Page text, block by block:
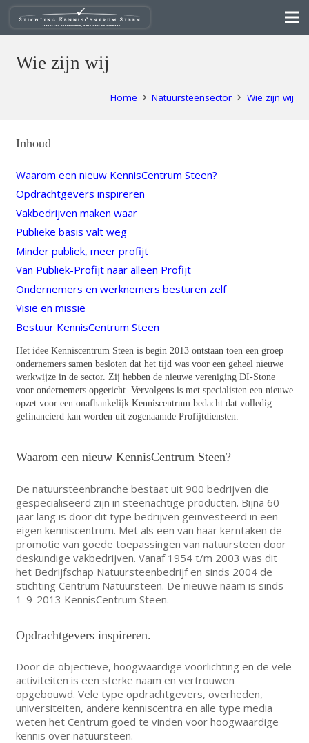
Wie zijn wij
Home Natuursteensector Wie zijn wij
Inhoud
Waarom een nieuw KennisCentrum Steen?
Opdrachtgevers inspireren
Vakbedrijven maken waar
Publieke basis valt weg
Minder publiek, meer profijt
Van Publiek-Profijt naar alleen Profijt
Ondernemers en werknemers besturen zelf
Visie en missie
Bestuur KennisCentrum Steen
Het idee Kenniscentrum Steen is begin 2013 ontstaan toen een groep
ondernemers samen besloten dat het tijd was voor een geheel nieuwe
werkwijze in de sector. Zij hebben de nieuwe vereniging DI-Stone
voor ondernemers opgericht. Vervolgens is met specialisten een nieuwe
opzet voor een onafhankelijk Kenniscentrum bedacht dat volledig
gefinancierd kan worden uit zogenaamde Profijtdiensten.
Waarom een nieuw KennisCentrum Steen?
De natuursteenbranche bestaat uit 900 bedrijven die
gespecialiseerd zijn in steenachtige producten. Bijna 60
jaar lang is door dit type bedrijven geïnvesteerd in een
eigen kenniscentrum. Met als een van haar kerntaken de
promotie van goede toepassingen van natuursteen door
deskundige vakbedrijven. Vanaf 1954 t/m 2003 was dit
het Bedrijfschap Natuursteenbedrijf en sinds 2004 de
stichting Centrum Natuursteen. De nieuwe naam is sinds
1-9-2013 KennisCentrum Steen.
Opdrachtgevers inspireren.
Door de objectieve, hoogwaardige voorlichting en de vele
activiteiten is een sterke naam en vertrouwen
opgebouwd. Vele type opdrachtgevers, overheden,
universiteiten, andere kenniscentra en alle type media
weten het Centrum goed te vinden voor hoogwaardige
kennis over natuursteen.